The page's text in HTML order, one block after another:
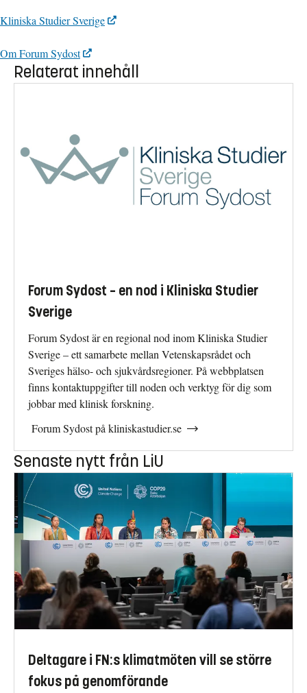
Kliniska Studier Sverige
Om Forum Sydost
Relaterat innehåll
Forum Sydost – en nod i Kliniska Studier
Sverige
Forum Sydost är en regional nod inom Kliniska Studier
Sverige – ett samarbete mellan Vetenskapsrådet och
Sveriges hälso- och sjukvårdsregioner. På webbplatsen
finns kontaktuppgifter till noden och verktyg för dig som
jobbar med klinisk forskning.
Forum Sydost på kliniskastudier.se
Senaste nytt från LiU
Deltagare i FN:s klimatmöten vill se större
fokus på genomförande